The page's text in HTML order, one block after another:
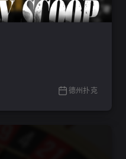
德州扑克